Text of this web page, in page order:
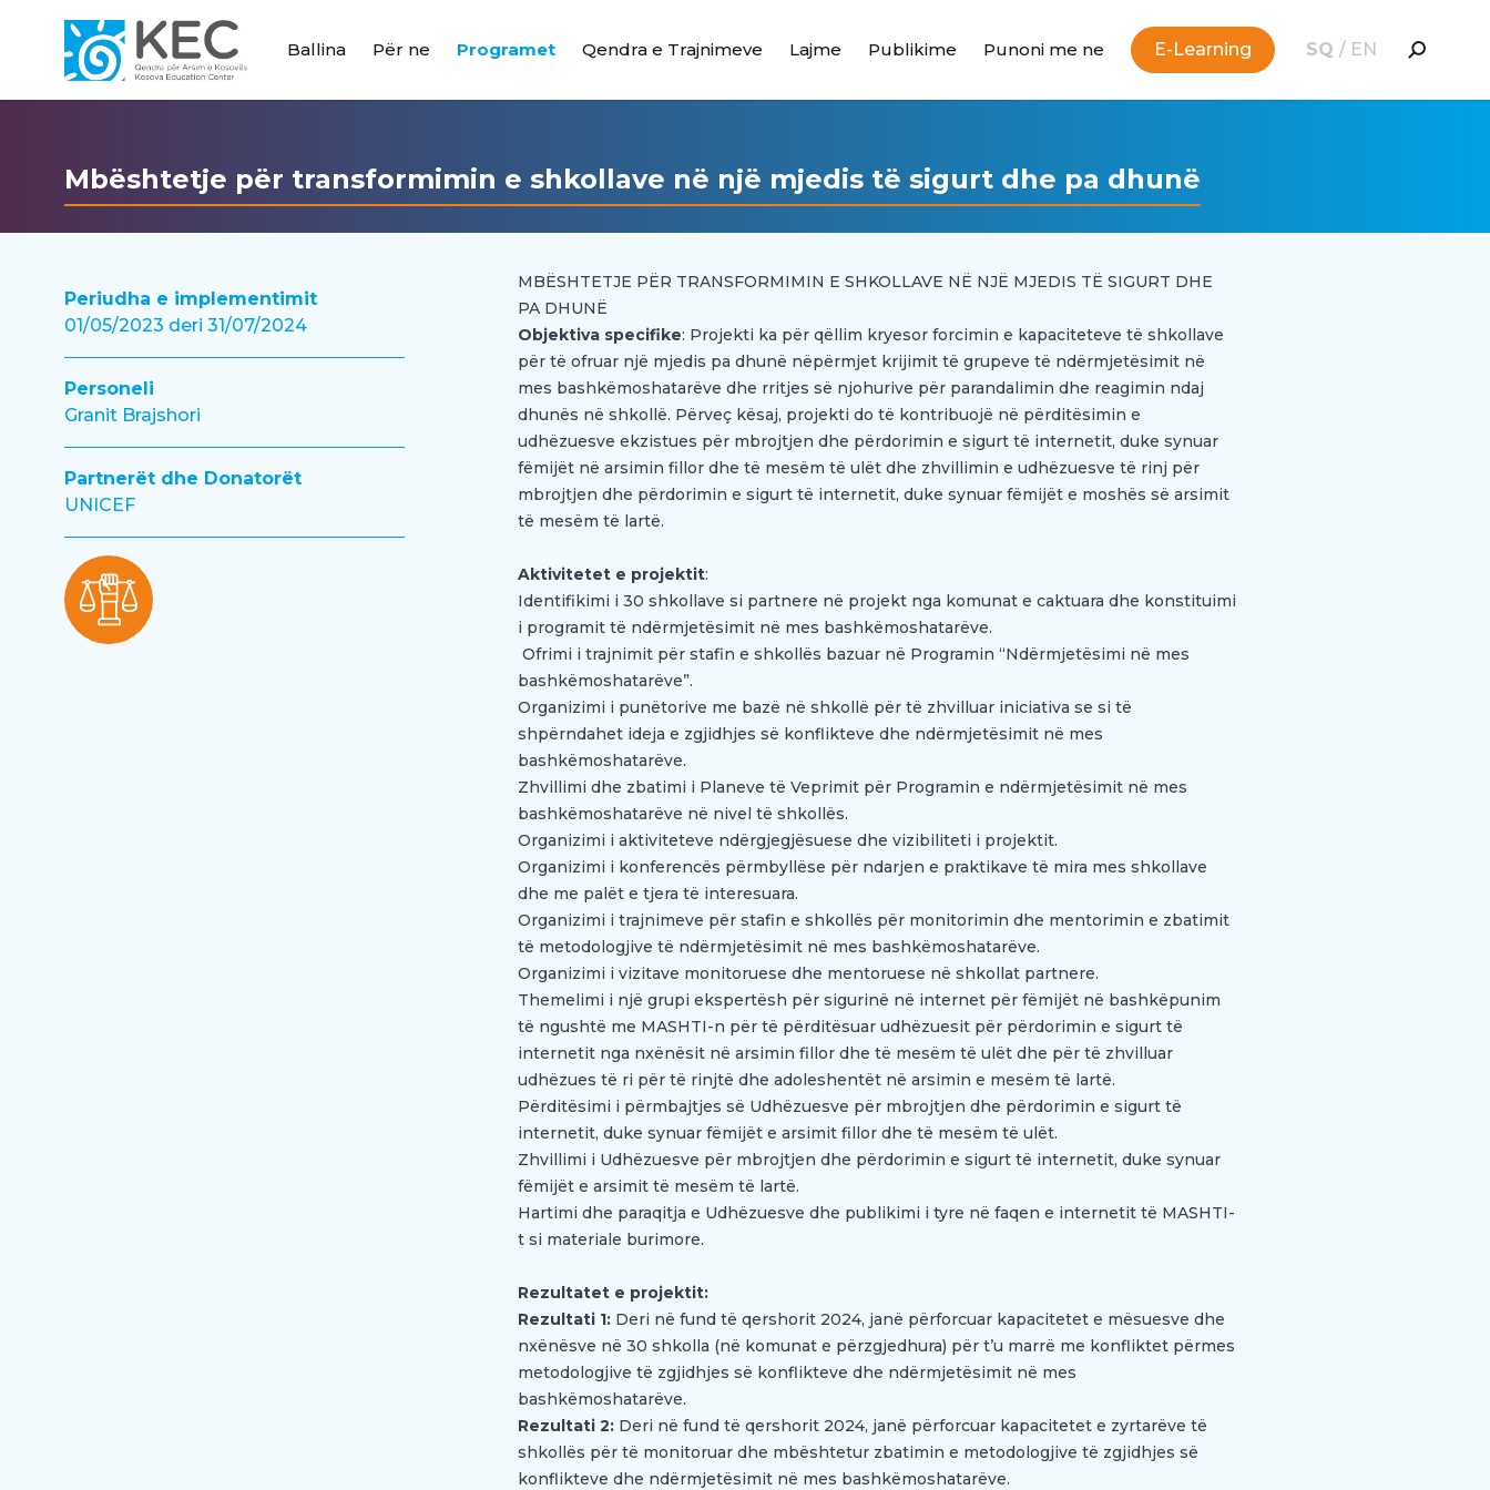
Ballina Për ne Programet Qendra e Trajnimeve Lajme Publikime Punoni me ne E-Learning SQ / EN
Mbështetje për transformimin e shkollave në një mjedis të sigurt dhe pa dhunë
MBËSHTETJE PËR TRANSFORMIMIN E SHKOLLAVE NË NJË MJEDIS TË SIGURT DHE
PA DHUNË
Objektiva specifike: Projekti ka për qëllim kryesor forcimin e kapaciteteve të shkollave
për të ofruar një mjedis pa dhunë nëpërmjet krijimit të grupeve të ndërmjetësimit në
mes bashkëmoshatarëve dhe rritjes së njohurive për parandalimin dhe reagimin ndaj
dhunës në shkollë. Përveç kësaj, projekti do të kontribuojë në përditësimin e
udhëzuesve ekzistues për mbrojtjen dhe përdorimin e sigurt të internetit, duke synuar
fëmijët në arsimin fillor dhe të mesëm të ulët dhe zhvillimin e udhëzuesve të rinj për
mbrojtjen dhe përdorimin e sigurt të internetit, duke synuar fëmijët e moshës së arsimit
të mesëm të lartë.
Aktivitetet e projektit:
Identifikimi i 30 shkollave si partnere në projekt nga komunat e caktuara dhe konstituimi
i programit të ndërmjetësimit në mes bashkëmoshatarëve.
Ofrimi i trajnimit për stafin e shkollës bazuar në Programin “Ndërmjetësimi në mes
bashkëmoshatarëve”.
Organizimi i punëtorive me bazë në shkollë për të zhvilluar iniciativa se si të
shpërndahet ideja e zgjidhjes së konflikteve dhe ndërmjetësimit në mes
bashkëmoshatarëve.
Zhvillimi dhe zbatimi i Planeve të Veprimit për Programin e ndërmjetësimit në mes
bashkëmoshatarëve në nivel të shkollës.
Organizimi i aktiviteteve ndërgjegjësuese dhe vizibiliteti i projektit.
Organizimi i konferencës përmbyllëse për ndarjen e praktikave të mira mes shkollave
dhe me palët e tjera të interesuara.
Organizimi i trajnimeve për stafin e shkollës për monitorimin dhe mentorimin e zbatimit
të metodologjive të ndërmjetësimit në mes bashkëmoshatarëve.
Organizimi i vizitave monitoruese dhe mentoruese në shkollat partnere.
Themelimi i një grupi ekspertësh për sigurinë në internet për fëmijët në bashkëpunim
të ngushtë me MASHTI-n për të përditësuar udhëzuesit për përdorimin e sigurt të
internetit nga nxënësit në arsimin fillor dhe të mesëm të ulët dhe për të zhvilluar
udhëzues të ri për të rinjtë dhe adoleshentët në arsimin e mesëm të lartë.
Përditësimi i përmbajtjes së Udhëzuesve për mbrojtjen dhe përdorimin e sigurt të
internetit, duke synuar fëmijët e arsimit fillor dhe të mesëm të ulët.
Zhvillimi i Udhëzuesve për mbrojtjen dhe përdorimin e sigurt të internetit, duke synuar
fëmijët e arsimit të mesëm të lartë.
Hartimi dhe paraqitja e Udhëzuesve dhe publikimi i tyre në faqen e internetit të MASHTI-
t si materiale burimore.
Rezultatet e projektit:
Rezultati 1: Deri në fund të qershorit 2024, janë përforcuar kapacitetet e mësuesve dhe
nxënësve në 30 shkolla (në komunat e përzgjedhura) për t’u marrë me konfliktet përmes
metodologjive të zgjidhjes së konflikteve dhe ndërmjetësimit në mes
bashkëmoshatarëve.
Rezultati 2: Deri në fund të qershorit 2024, janë përforcuar kapacitetet e zyrtarëve të
shkollës për të monitoruar dhe mbështetur zbatimin e metodologjive të zgjidhjes së
konflikteve dhe ndërmjetësimit në mes bashkëmoshatarëve.
Periudha e implementimit
01/05/2023 deri 31/07/2024
Personeli
Granit Brajshori
Partnerët dhe Donatorët
UNICEF